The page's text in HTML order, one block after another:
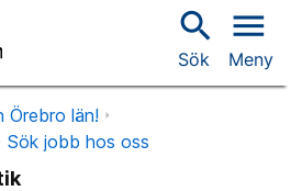
search
Sök
menu
Meny
Örebro län!
Sök jobb hos oss